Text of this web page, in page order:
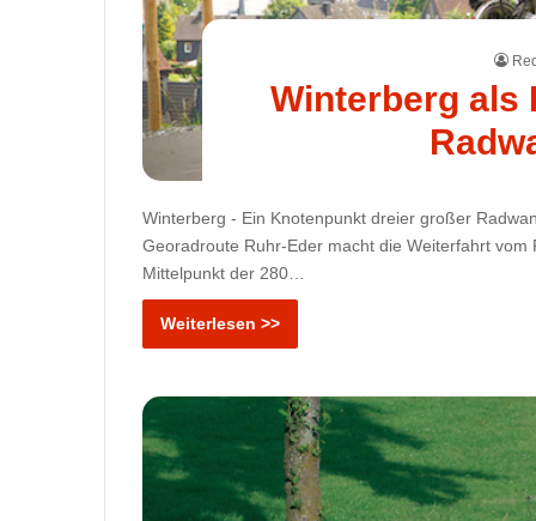
Winterberg als
Winterberg - Ein Knotenpunkt dreier großer
Georadroute Ruhr-Eder macht die Weiterfahrt
Mittelpunkt der 280…
Weiterlesen >>